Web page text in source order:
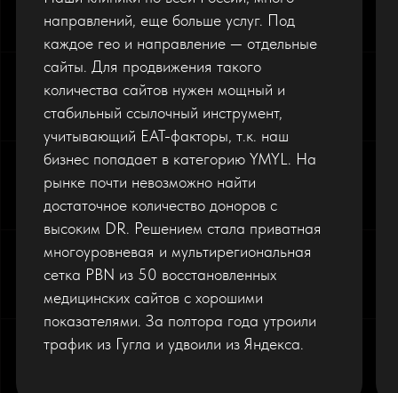
направлений, еще больше услуг. Под
каждое гео и направление — отдельные
сайты. Для продвижения такого
количества сайтов нужен мощный и
стабильный ссылочный инструмент,
учитывающий EAT-факторы, т.к. наш
бизнес попадает в категорию YMYL. На
рынке почти невозможно найти
достаточное количество доноров с
высоким DR. Решением стала приватная
многоуровневая и мультирегиональная
сетка PBN из 50 восстановленных
медицинских сайтов с хорошими
показателями. За полтора года утроили
трафик из Гугла и удвоили из Яндекса.